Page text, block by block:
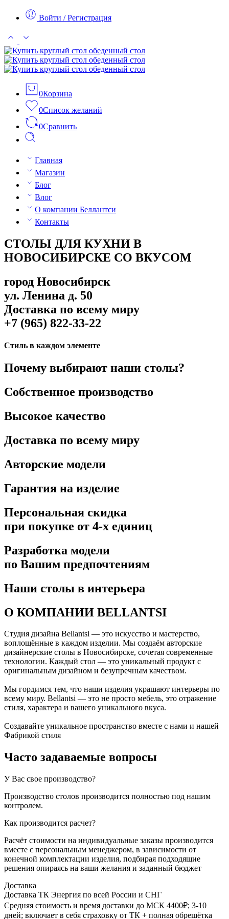
Войти / Регистрация
0Корзина
0Список желаний
0Сравнить
Главная
Магазин
Блог
Влог
О компании Беллантси
Контакты
СТОЛЫ ДЛЯ КУХНИ В
НОВОСИБИРСКЕ СО ВКУСОМ
город Новосибирск
ул. Ленина д. 50
Доставка по всему миру
+7 (965) 822-33-22
Стиль в каждом элементе
Почему выбирают наши столы?
Собственное производство
Высокое качество
Доставка по всему миру
Авторские модели
Гарантия на изделие
Персональная скидка
при покупке от 4-х единиц
Разработка модели
по Вашим предпочтениям
Наши столы в интерьера
О КОМПАНИИ BELLANTSI
Студия дизайна Bellantsi — это искусство и мастерство,
воплощённые в каждом изделии. Мы создаём авторские
дизайнерские столы в Новосибирске, сочетая современные
технологии. Каждый стол — это уникальный продукт с
оригинальным дизайном и безупречным качеством.
Мы гордимся тем, что наши изделия украшают интерьеры по
всему миру. Bellantsi — это не просто мебель, это отражение
стиля, характера и вашего уникального вкуса.
Создавайте уникальное пространство вместе с нами и нашей
Фабрикой стиля
Часто задаваемые вопросы
У Вас свое производство?
Производство столов производится полностью под нашим
контролем.
Как производится расчет?
Расчёт стоимости на индивидуальные заказы производится
вместе с персональным менеджером, в зависимости от
конечной комплектации изделия, подбирая подходящие
решения опираясь на ваши желания и заданный бюджет
Доставка
Доставка ТК Энергия по всей России и СНГ
Средняя стоимость и время доставки до МСК 4400₽; 3-10
дней; включает в себя страховку от ТК + полная обрешётка